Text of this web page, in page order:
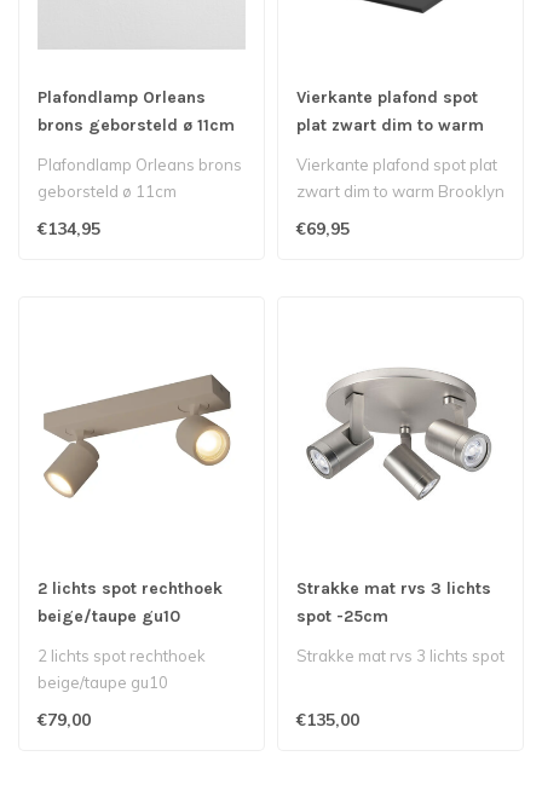
Plafondlamp Orleans
brons geborsteld ø 11cm
Plafondlamp Orleans brons
geborsteld ø 11cm
€134,95
Vierkante plafond spot
plat zwart dim to warm
Vierkante plafond spot plat
zwart dim to warm Brooklyn
€69,95
2 lichts spot rechthoek
beige/taupe gu10
2 lichts spot rechthoek
beige/taupe gu10
€79,00
Strakke mat rvs 3 lichts
spot -25cm
Strakke mat rvs 3 lichts spot
€135,00